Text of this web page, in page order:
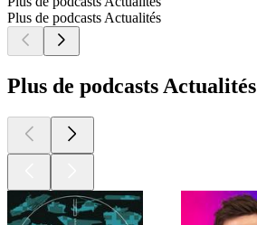
Plus de podcasts Actualités
Plus de podcasts Actualités